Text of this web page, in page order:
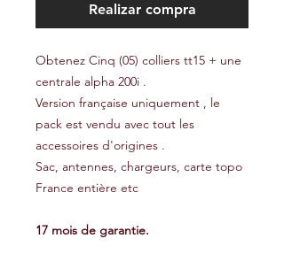
Realizar compra
Obtenez Cinq (05) colliers tt15 + une
centrale alpha 200i .
Version française uniquement , le
pack est vendu avec tout les
accessoires d'origines .
Sac, antennes, chargeurs, carte topo
France entière etc
17 mois de garantie.